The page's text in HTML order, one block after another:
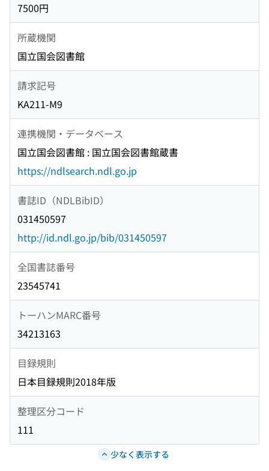
7500円
所蔵機関
国立国会図書館
請求記号
KA211-M9
連携機関・データベース
国立国会図書館 : 国立国会図書館蔵書
https://ndlsearch.ndl.go.jp
書誌ID（NDLBibID）
031450597
http://id.ndl.go.jp/bib/031450597
全国書誌番号
23545741
トーハンMARC番号
34213163
目録規則
日本目録規則2018年版
整理区分コード
111
少なく表示する